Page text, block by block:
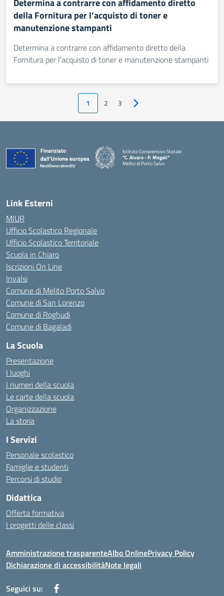
Determina a contrarre con affidamento diretto
della Fornitura per l’acquisto di toner e
manutenzione stampanti
Determina a contrarre con affidamento diretto della
Fornitura per l'acquisto di toner e manutenzione stampanti
1 2 3 Pagina successiva
Istituto Comprensivo Statale
"C. Alvaro - P. Megali"
Melito di Porto Salvo
Link Esterni
MIUR
Ufficio Scolastico Regionale
Ufficio Scolastico Territoriale
Scuola in Chiaro
Iscrizioni On Line
Invalsi
Comune di Melito Porto Salvo
Comune di San Lorenzo
Comune di Roghudi
Comune di Bagaladi
La Scuola
Presentazione
I luoghi
I numeri della scuola
Le carte della scuola
Organizzazione
La storia
I Servizi
Personale scolastico
Famiglie e studenti
Percorsi di studio
Didattica
Offerta formativa
I progetti delle classi
Amministrazione trasparenteAlbo OnlinePrivacy Policy
Dichiarazione di accessibilitàNote legali
Seguici su: